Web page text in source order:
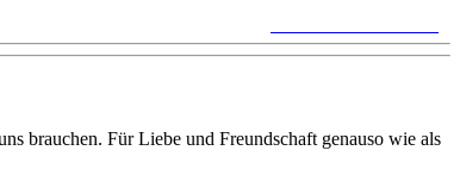
brauchen. Für Liebe und Freundschaft genauso wie als